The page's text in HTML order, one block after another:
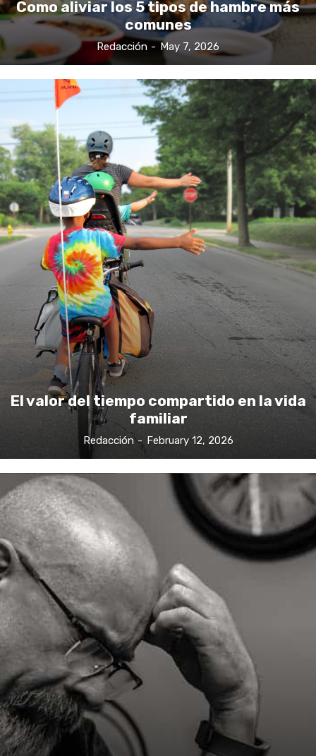
Como aliviar los 5 tipos de hambre más
comunes
Redacción - May 7, 2026
El valor del tiempo compartido en la vida
familiar
Redacción - February 12, 2026